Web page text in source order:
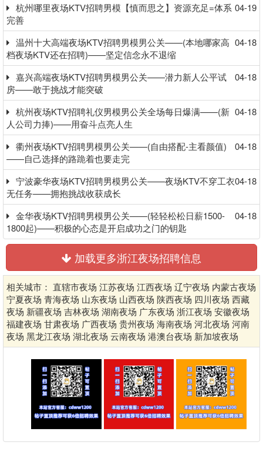
04-19
杭州哪里夜场KTV招聘男模【慎而思之】资源充足=体系
完善
04-18
温州十大高端夜场KTV招聘男模男公关——(本地哪家高
档夜场KTV还在招聘)——坚定信念永不退缩
04-18
嘉兴高端夜场KTV招聘男模男公关——潜力新人公平试
房——敢于挑战才能突破
04-18
杭州夜场KTV招聘礼仪男模男公关全场每日爆满——(新
人公司力捧)——用奋斗点亮人生
04-18
衢州夜场KTV招聘男模男公关——(自由搭配-主看颜值)
——自己选择的路跪着也要走完
04-18
宁波豪华夜场KTV招聘男模男公关——夜场KTV不穿工衣
无任务——拥抱挑战收获成长
04-18
金华夜场KTV招聘男模男公关——(轻轻松松日薪1500-
1800起)——积极的心态是开启成功之门的钥匙
加载更多浙江夜场招聘信息
相关城市： 直辖市夜场 江苏夜场 江西夜场 辽宁夜场 内蒙古夜场
宁夏夜场 青海夜场 山东夜场 山西夜场 陕西夜场 四川夜场 西藏
夜场 新疆夜场 吉林夜场 湖南夜场 广东夜场 浙江夜场 安徽夜场
福建夜场 甘肃夜场 广西夜场 贵州夜场 海南夜场 河北夜场 河南
夜场 黑龙江夜场 湖北夜场 云南夜场 港澳台夜场 新加坡夜场